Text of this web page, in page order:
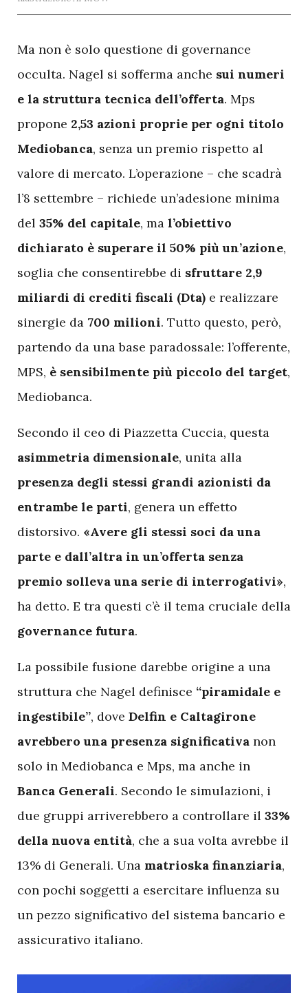
Ma non è solo questione di governance
occulta. Nagel si sofferma anche sui numeri
e la struttura tecnica dell’offerta. Mps
propone 2,53 azioni proprie per ogni titolo
Mediobanca, senza un premio rispetto al
valore di mercato. L’operazione – che scadrà
l’8 settembre – richiede un’adesione minima
del 35% del capitale, ma l’obiettivo
dichiarato è superare il 50% più un’azione,
soglia che consentirebbe di sfruttare 2,9
miliardi di crediti fiscali (Dta) e realizzare
sinergie da 700 milioni. Tutto questo, però,
partendo da una base paradossale: l’offerente,
MPS, è sensibilmente più piccolo del target,
Mediobanca.
Secondo il ceo di Piazzetta Cuccia, questa
asimmetria dimensionale, unita alla
presenza degli stessi grandi azionisti da
entrambe le parti, genera un effetto
distorsivo. «Avere gli stessi soci da una
parte e dall’altra in un’offerta senza
premio solleva una serie di interrogativi»,
ha detto. E tra questi c’è il tema cruciale della
governance futura.
La possibile fusione darebbe origine a una
struttura che Nagel definisce “piramidale e
ingestibile”, dove Delfin e Caltagirone
avrebbero una presenza significativa non
solo in Mediobanca e Mps, ma anche in
Banca Generali. Secondo le simulazioni, i
due gruppi arriverebbero a controllare il 33%
della nuova entità, che a sua volta avrebbe il
13% di Generali. Una matrioska finanziaria,
con pochi soggetti a esercitare influenza su
un pezzo significativo del sistema bancario e
assicurativo italiano.